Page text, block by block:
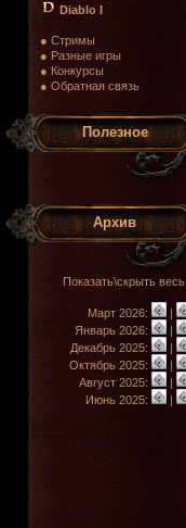
Diablo I
● Стримы
● Разные игры
● Конкурсы
● Обратная связь
Полезное
Архив
Показать\скрыть весь
Март 2026:
|
Январь 2026:
|
Декабрь 2025:
|
Октябрь 2025:
|
Август 2025:
|
Июнь 2025:
|